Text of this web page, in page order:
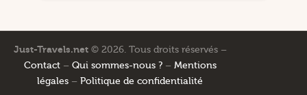
Just-Travels.net© 2026. Tous droits réservés –
Contact– Qui sommes-nous ?– Mentions
légales – Politique de confidentialité